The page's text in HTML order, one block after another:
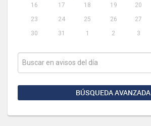
16
17 18 19 20
23
24 25 26 27
30
31 1 2 3
BÚSQUEDA AVANZADA